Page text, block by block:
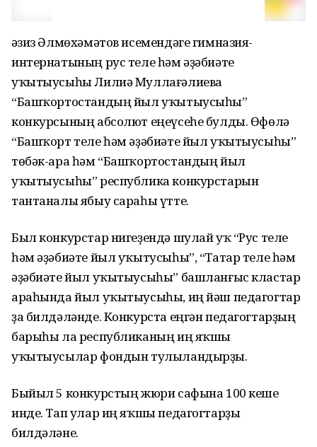
Ғәзиз Әлмөхәмәтов исемендәге гимназия-
интернатының рус теле һәм әҙәбиәте
уҡытыусыһы Лилиә Муллағәлиева
“Башҡортостандың йыл уҡытыусыһы”
конкурсының абсолют еңеүсеһе булды. Өфөлә
“Башҡорт теле һәм әҙәбиәте йыл уҡытыусыһы”
төбәк-ара һәм “Башҡортостандың йыл
уҡытыусыһы” республика конкурстарын
тантаналы ябыу сараһы үтте.
Был конкурстар нигеҙендә шулай уҡ “Рус теле
һәм әҙәбиәте йыл уҡытусыһы”, “Татар теле һәм
әҙәбиәте йыл уҡытыусыһы” башланғыс кластар
араһында йыл уҡытыусыһы, иң йәш педагогтар
ҙа билдәләнде. Конкурста еңгән педагогтарҙың
барыһы ла республиканың иң яҡшы
уҡытыусылар фондын тулыландырҙы.
Быйыл 5 конкурстың жюри сафына 100 кеше
инде. Тап улар иң яҡшы педагогтарҙы
билдәләне.